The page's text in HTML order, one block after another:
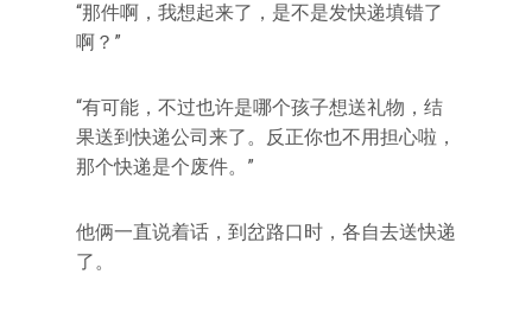
“那件啊，我想起来了，是不是发快递填错了
啊？”
“有可能，不过也许是哪个孩子想送礼物，结
果送到快递公司来了。反正你也不用担心啦，
那个快递是个废件。”
他俩一直说着话，到岔路口时，各自去送快递
了。